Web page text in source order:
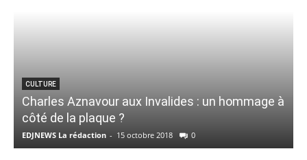
CULTURE
Charles Aznavour aux Invalides : un hommage à
côté de la plaque ?
EDJNEWS La rédaction - 15 octobre 2018 0